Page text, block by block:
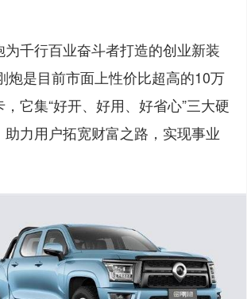
为千行百业奋斗者打造的创业新装
炮是目前市面上性价比超高的10万
它集“好开、好用、好省心”三大硬
力用户拓宽财富之路，实现事业